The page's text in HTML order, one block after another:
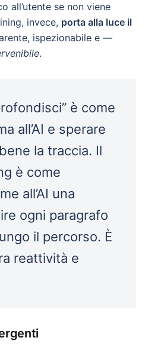
all’utente se non viene
invece, porta alla luce il
ispezionabile e —
.
è come
all’AI e sperare
la traccia. Il
è come
all’AI una
ogni paragrafo
il percorso. È
reattività e